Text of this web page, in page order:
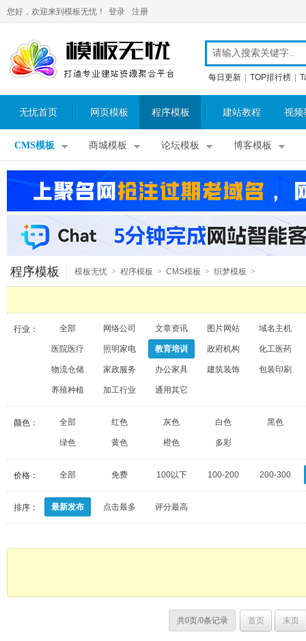
您好，欢迎来到模板无忧！ 登录 注册
每日更新 TOP排行榜
无忧首页 网页模板 程序模板 建站教程 视频
CMS模板 商城模板 论坛模板 博客模板
程序模板 模板无忧 > 程序模板 > CMS模板 > 织梦模板 >
行业： 全部 网络公司 文章资讯 图片网站 域名主机
医院医疗 照明家电 教育培训 政府机构 化工医药
物流仓储 家政服务 办公家具 建筑装饰 包装印刷
养殖种植 加工行业 通用其它
颜色： 全部 红色 灰色 白色 黑色
绿色 黄色 橙色 多彩
价格： 全部 免费 100以下 100-200 200-300
排序： 最新发布 点击最多 评分最高
共0页/0条记录 首页 末页